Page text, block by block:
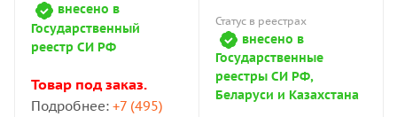
внесено в
Государственный
реестр СИ РФ
Товар под заказ.
Подробнее: +7 (495)
Статус в реестрах
внесено в
Государственные
реестры СИ РФ,
Беларуси и Казахстана